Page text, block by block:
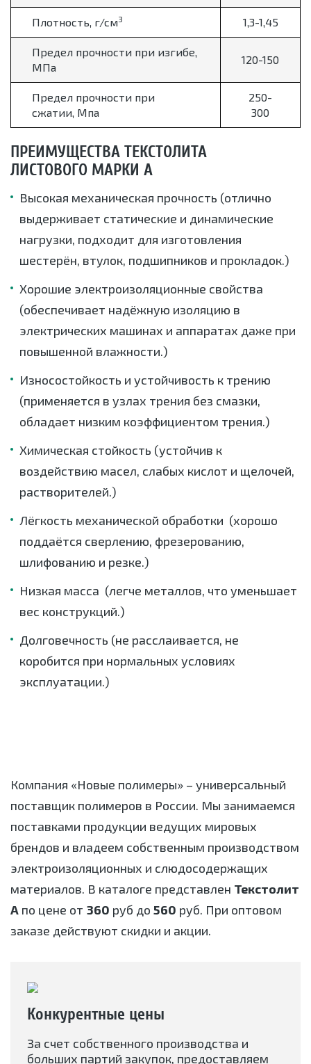
Плотность, г/см3 1,3-1,45
Предел прочности при изгибе,
МПа
120-150
Предел прочности при
сжатии, Мпа
250-
300
ПРЕИМУЩЕСТВА ТЕКСТОЛИТА
ЛИСТОВОГО МАРКИ А
Высокая механическая прочность (отлично
выдерживает статические и динамические
нагрузки, подходит для изготовления
шестерён, втулок, подшипников и прокладок.)
Хорошие электроизоляционные свойства
(обеспечивает надёжную изоляцию в
электрических машинах и аппаратах даже при
повышенной влажности.)
Износостойкость и устойчивость к трению
(применяется в узлах трения без смазки,
обладает низким коэффициентом трения.)
Химическая стойкость (устойчив к
воздействию масел, слабых кислот и щелочей,
растворителей.)
Лёгкость механической обработки (хорошо
поддаётся сверлению, фрезерованию,
шлифованию и резке.)
Низкая масса (легче металлов, что уменьшает
вес конструкций.)
Долговечность (не расслаивается, не
коробится при нормальных условиях
эксплуатации.)
Компания «Новые полимеры» – универсальный
поставщик полимеров в России. Мы занимаемся
поставками продукции ведущих мировых
брендов и владеем собственным производством
электроизоляционных и слюдосодержащих
материалов. В каталоге представлен Текстолит
А по цене от 360 руб до 560 руб. При оптовом
заказе действуют скидки и акции.
Конкурентные цены
За счет собственного производства и
больших партий закупок, предоставляем